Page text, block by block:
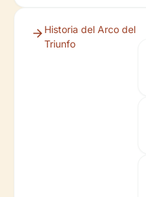
Historia del Arco del
Triunfo